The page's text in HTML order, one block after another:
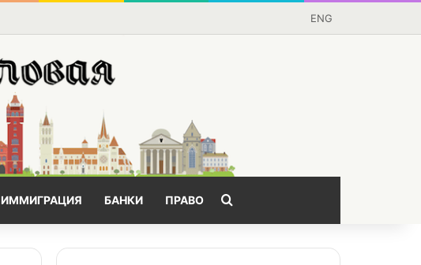
ENG
ИММИГРАЦИЯ БАНКИ ПРАВО Поищем?